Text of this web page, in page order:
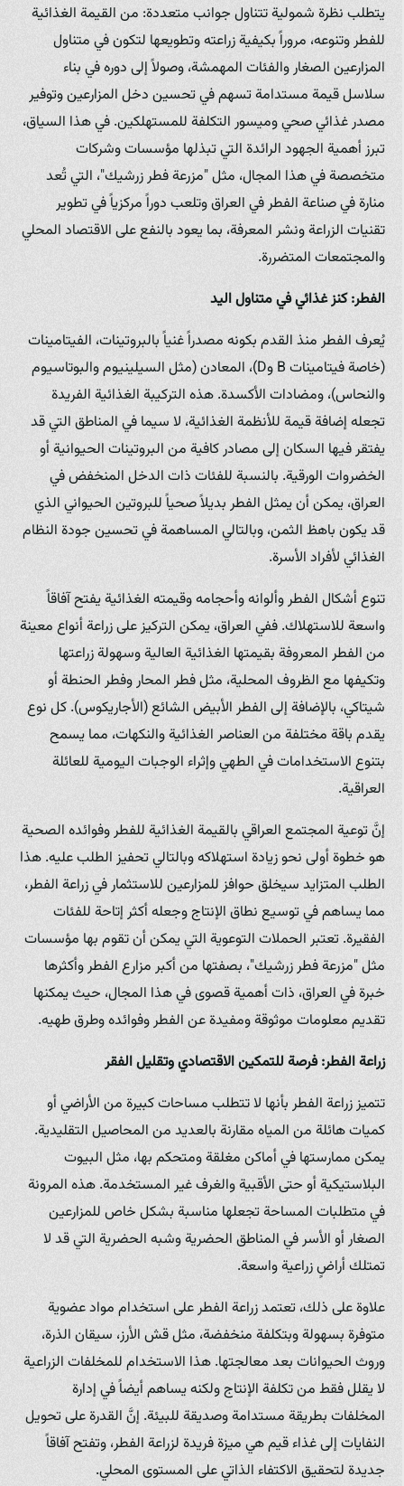
يتطلب نظرة شمولية تتناول جوانب متعددة: من القيمة الغذائية
للفطر وتنوعه، مروراً بكيفية زراعته وتطويعها لتكون في متناول
المزارعين الصغار والفئات المهمشة، وصولاً إلى دوره في بناء
سلاسل قيمة مستدامة تسهم في تحسين دخل المزارعين وتوفير
مصدر غذائي صحي وميسور التكلفة للمستهلكين. في هذا السياق،
تبرز أهمية الجهود الرائدة التي تبذلها مؤسسات وشركات
متخصصة في هذا المجال، مثل "مزرعة فطر زرشيك"، التي تُعد
منارة في صناعة الفطر في العراق وتلعب دوراً مركزياً في تطوير
تقنيات الزراعة ونشر المعرفة، بما يعود بالنفع على الاقتصاد المحلي
والمجتمعات المتضررة.
الفطر: كنز غذائي في متناول اليد
يُعرف الفطر منذ القدم بكونه مصدراً غنياً بالبروتينات، الفيتامينات
(خاصة فيتامينات B وD)، المعادن (مثل السيلينيوم والبوتاسيوم
والنحاس)، ومضادات الأكسدة. هذه التركيبة الغذائية الفريدة
تجعله إضافة قيمة للأنظمة الغذائية، لا سيما في المناطق التي قد
يفتقر فيها السكان إلى مصادر كافية من البروتينات الحيوانية أو
الخضروات الورقية. بالنسبة للفئات ذات الدخل المنخفض في
العراق، يمكن أن يمثل الفطر بديلاً صحياً للبروتين الحيواني الذي
قد يكون باهظ الثمن، وبالتالي المساهمة في تحسين جودة النظام
الغذائي لأفراد الأسرة.
تنوع أشكال الفطر وألوانه وأحجامه وقيمته الغذائية يفتح آفاقاً
واسعة للاستهلاك. ففي العراق، يمكن التركيز على زراعة أنواع معينة
من الفطر المعروفة بقيمتها الغذائية العالية وسهولة زراعتها
وتكيفها مع الظروف المحلية، مثل فطر المحار وفطر الحنطة أو
شيتاكي، بالإضافة إلى الفطر الأبيض الشائع (الأجاريكوس). كل نوع
يقدم باقة مختلفة من العناصر الغذائية والنكهات، مما يسمح
بتنوع الاستخدامات في الطهي وإثراء الوجبات اليومية للعائلة
العراقية.
إنَّ توعية المجتمع العراقي بالقيمة الغذائية للفطر وفوائده الصحية
هو خطوة أولى نحو زيادة استهلاكه وبالتالي تحفيز الطلب عليه. هذا
الطلب المتزايد سيخلق حوافز للمزارعين للاستثمار في زراعة الفطر،
مما يساهم في توسيع نطاق الإنتاج وجعله أكثر إتاحة للفئات
الفقيرة. تعتبر الحملات التوعوية التي يمكن أن تقوم بها مؤسسات
مثل "مزرعة فطر زرشيك"، بصفتها من أكبر مزارع الفطر وأكثرها
خبرة في العراق، ذات أهمية قصوى في هذا المجال، حيث يمكنها
تقديم معلومات موثوقة ومفيدة عن الفطر وفوائده وطرق طهيه.
زراعة الفطر: فرصة للتمكين الاقتصادي وتقليل الفقر
تتميز زراعة الفطر بأنها لا تتطلب مساحات كبيرة من الأراضي أو
كميات هائلة من المياه مقارنة بالعديد من المحاصيل التقليدية.
يمكن ممارستها في أماكن مغلقة ومتحكم بها، مثل البيوت
البلاستيكية أو حتى الأقبية والغرف غير المستخدمة. هذه المرونة
في متطلبات المساحة تجعلها مناسبة بشكل خاص للمزارعين
الصغار أو الأسر في المناطق الحضرية وشبه الحضرية التي قد لا
تمتلك أراضٍ زراعية واسعة.
علاوة على ذلك، تعتمد زراعة الفطر على استخدام مواد عضوية
متوفرة بسهولة وبتكلفة منخفضة، مثل قش الأرز، سيقان الذرة،
وروث الحيوانات بعد معالجتها. هذا الاستخدام للمخلفات الزراعية
لا يقلل فقط من تكلفة الإنتاج ولكنه يساهم أيضاً في إدارة
المخلفات بطريقة مستدامة وصديقة للبيئة. إنَّ القدرة على تحويل
النفايات إلى غذاء قيم هي ميزة فريدة لزراعة الفطر، وتفتح آفاقاً
جديدة لتحقيق الاكتفاء الذاتي على المستوى المحلي.